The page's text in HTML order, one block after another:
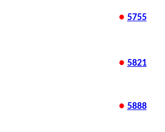
● 5755
● 5821
● 5888